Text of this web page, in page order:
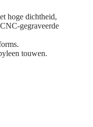
hoge dichtheid,
gegraveerde
touwen.